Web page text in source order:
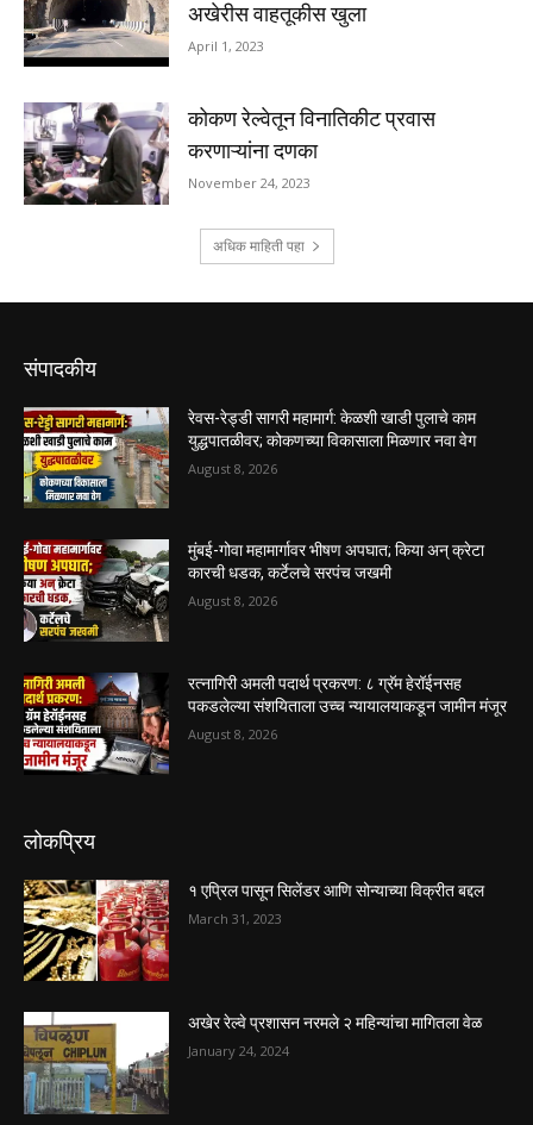
संपादकीय
रेवस-रेड्डी सागरी महामार्ग: केळशी खाडी पुलाचे काम
युद्धपातळीवर; कोकणच्या विकासाला मिळणार नवा वेग
August 8, 2026
मुंबई-गोवा महामार्गावर भीषण अपघात; किया अन् क्रेटा
कारची धडक, कर्टेलचे सरपंच जखमी
August 8, 2026
रत्नागिरी अमली पदार्थ प्रकरण: ८ ग्रॅम हेरॉईनसह
पकडलेल्या संशयिताला उच्च न्यायालयाकडून जामीन मंजूर
August 8, 2026
लोकप्रिय
१ एप्रिल पासून सिलेंडर आणि सोन्याच्या विक्रीत बद्दल
March 31, 2023
अखेर रेल्वे प्रशासन नरमले २ महिन्यांचा मागितला वेळ
January 24, 2024